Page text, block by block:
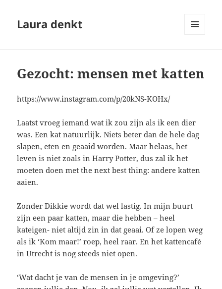
Laura denkt
Gezocht: mensen met katten
https://www.instagram.com/p/20kNS-KOHx/
Laatst vroeg iemand wat ik zou zijn als ik een dier
was. Een kat natuurlijk. Niets beter dan de hele dag
slapen, eten en geaaid worden. Maar helaas, het
leven is niet zoals in Harry Potter, dus zal ik het
moeten doen met the next best thing: andere katten
aaien.
Zonder Dikkie wordt dat wel lastig. In mijn buurt
zijn een paar katten, maar die hebben – heel
kateigen- niet altijd zin in dat geaai. Of ze lopen weg
als ik ‘Kom maar!’ roep, heel raar. En het kattencafé
in Utrecht is nog steeds niet open.
‘Wat dacht je van de mensen in je omgeving?’